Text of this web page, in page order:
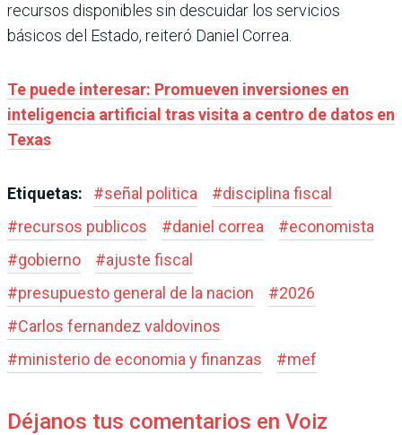
recursos disponibles sin descuidar los servicios
básicos del Estado, reiteró Daniel Correa.
Te puede interesar: Promueven inversiones en
inteligencia artificial tras visita a centro de datos en
Texas
Etiquetas: #señal politica #disciplina fiscal
#recursos publicos #daniel correa #economista
#gobierno #ajuste fiscal
#presupuesto general de la nacion #2026
#Carlos fernandez valdovinos
#ministerio de economia y finanzas #mef
Déjanos tus comentarios en Voiz